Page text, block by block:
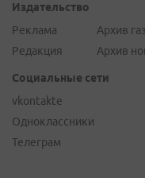
Издательство
Реклама
Редакция
Архив
Архив
Социальные сети
vkontakte
Одноклассники
Телеграм